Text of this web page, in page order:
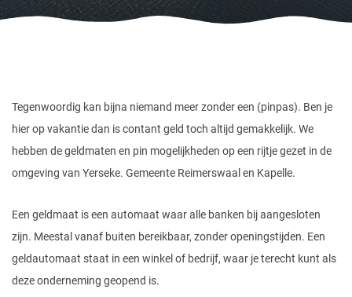
Tegenwoordig kan bijna niemand meer zonder een (pinpas). Ben je
hier op vakantie dan is contant geld toch altijd gemakkelijk. We
hebben de geldmaten en pin mogelijkheden op een rijtje gezet in de
omgeving van Yerseke. Gemeente Reimerswaal en Kapelle.
Een geldmaat is een automaat waar alle banken bij aangesloten
zijn. Meestal vanaf buiten bereikbaar, zonder openingstijden. Een
geldautomaat staat in een winkel of bedrijf, waar je terecht kunt als
deze onderneming geopend is.